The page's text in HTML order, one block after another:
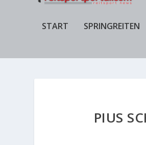
START SPRINGREITEN
PIUS